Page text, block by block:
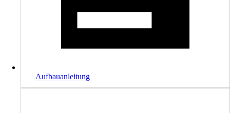
Aufbauanleitung